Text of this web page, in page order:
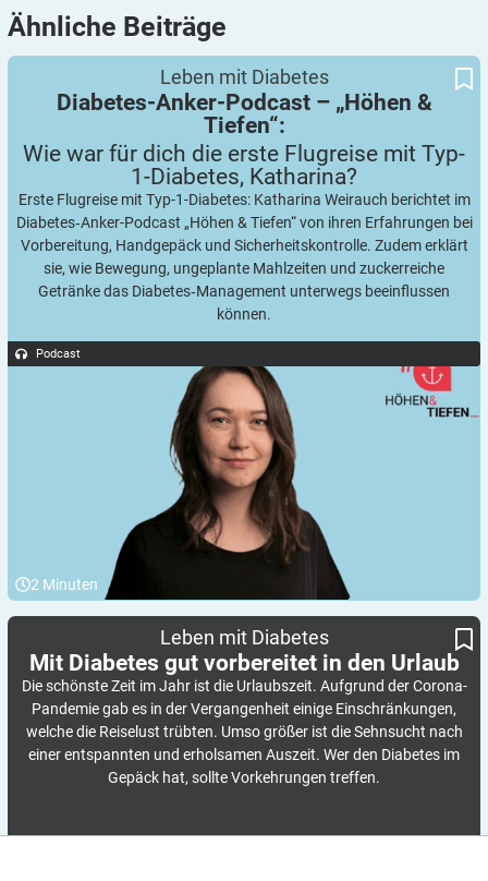
Ähnliche Beiträge
Katharina?
Leben mit Diabetes
Diabetes-Anker-Podcast – „Höhen &
Tiefen“:
Wie war für dich die erste Flugreise mit Typ-
1-Diabetes, Katharina?
Erste Flugreise mit Typ-1-Diabetes: Katharina Weirauch berichtet im
Diabetes‑Anker-Podcast „Höhen & Tiefen“ von ihren Erfahrungen bei
Vorbereitung, Handgepäck und Sicherheitskontrolle. Zudem erklärt
sie, wie Bewegung, ungeplante Mahlzeiten und zuckerreiche
Getränke das Diabetes‑Management unterwegs beeinflussen
können.
2 Minuten
Podcast
Leben mit Diabetes
Mit Diabetes gut vorbereitet in den Urlaub
Die schönste Zeit im Jahr ist die Urlaubszeit. Aufgrund der Corona-
Pandemie gab es in der Vergangenheit einige Einschränkungen,
welche die Reiselust trübten. Umso größer ist die Sehnsucht nach
einer entspannten und erholsamen Auszeit. Wer den Diabetes im
Gepäck hat, sollte Vorkehrungen treffen.